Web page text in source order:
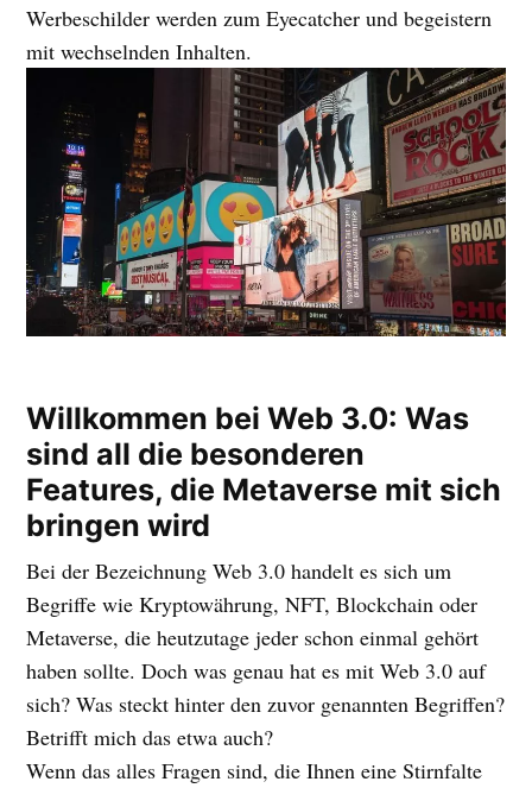
Werbeschilder werden zum Eyecatcher und begeistern
mit wechselnden Inhalten.
Willkommen bei Web 3.0: Was
sind all die besonderen
Features, die Metaverse mit sich
bringen wird
Bei der Bezeichnung Web 3.0 handelt es sich um
Begriffe wie Kryptowährung, NFT, Blockchain oder
Metaverse, die heutzutage jeder schon einmal gehört
haben sollte. Doch was genau hat es mit Web 3.0 auf
sich? Was steckt hinter den zuvor genannten Begriffen?
Betrifft mich das etwa auch?
Wenn das alles Fragen sind, die Ihnen eine Stirnfalte